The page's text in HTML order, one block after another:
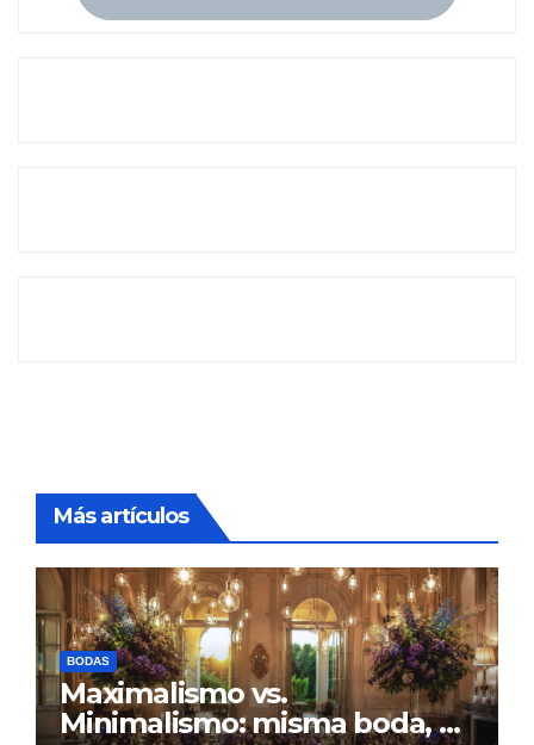
Más artículos
BODAS
Maximalismo vs.
Minimalismo: misma boda, al